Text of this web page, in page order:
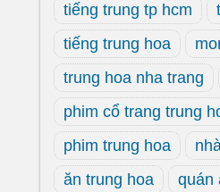
tiếng trung tp hcm
tiếng trung hoa
trung hoa nha trang
phim cổ trang trung
phim trung hoa
ăn trung hoa
quán